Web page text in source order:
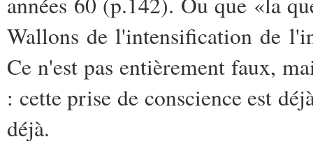
Wallons de l'intensification de
Ce n'est pas entièrement faux,
: cette prise de conscience est
déjà.